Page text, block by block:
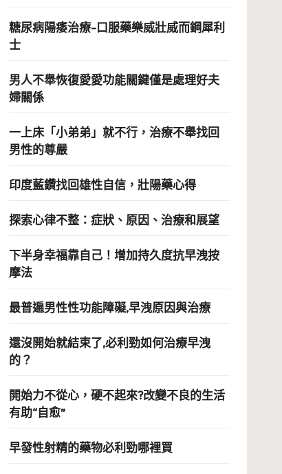
糖尿病陽痿治療-口服藥樂威壯威而鋼犀利
士
男人不舉恢復愛愛功能關鍵僅是處理好夫
婦關係
一上床「小弟弟」就不行，治療不舉找回
男性的尊嚴
印度藍鑽找回雄性自信，壯陽藥心得
探索心律不整：症狀、原因、治療和展望
下半身幸福靠自己！增加持久度抗早洩按
摩法
最普遍男性性功能障礙,早洩原因與治療
還沒開始就結束了,必利勁如何治療早洩
的？
開始力不從心，硬不起來?改變不良的生活
有助“自愈”
早發性射精的藥物必利勁哪裡買